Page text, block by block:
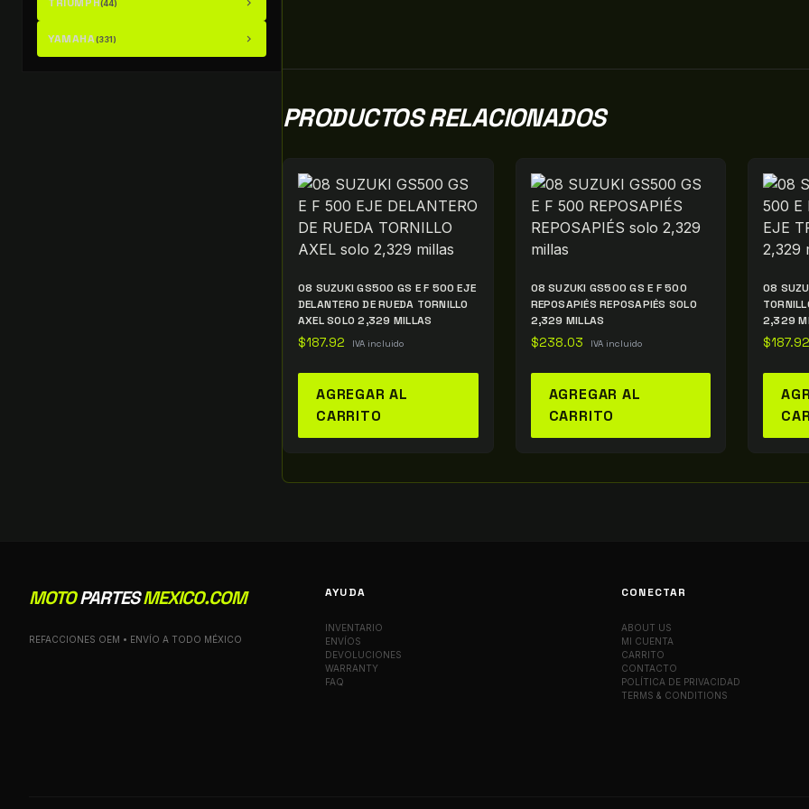
(44)
YAMAHA(331) chevron_right
PRODUCTOS RELACIONADOS
08 SUZUKI GS500 GS E F 500 EJE
DELANTERO DE RUEDA TORNILLO
AXEL SOLO 2,329 MILLAS
$187.92 IVA incluido
AGREGAR AL
CARRITO
08 SUZUKI GS500 GS E F 500
REPOSAPIÉS REPOSAPIÉS SOLO
2,329 MILLAS
$238.03 IVA incluido
AGREGAR AL
CARRITO
08
2,329
$187.92
MOTOPARTESMEXICO.COM
REFACCIONES OEM • ENVÍO A TODO MÉXICO
AYUDA
INVENTARIO
ENVÍOS
DEVOLUCIONES
WARRANTY
FAQ
CONECTAR
ABOUT US
MI CUENTA
CARRITO
CONTACTO
POLÍTICA DE PRIVACIDAD
TERMS & CONDITIONS